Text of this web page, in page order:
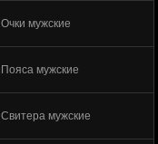
Очки мужские
Пояса мужские
Свитера мужские